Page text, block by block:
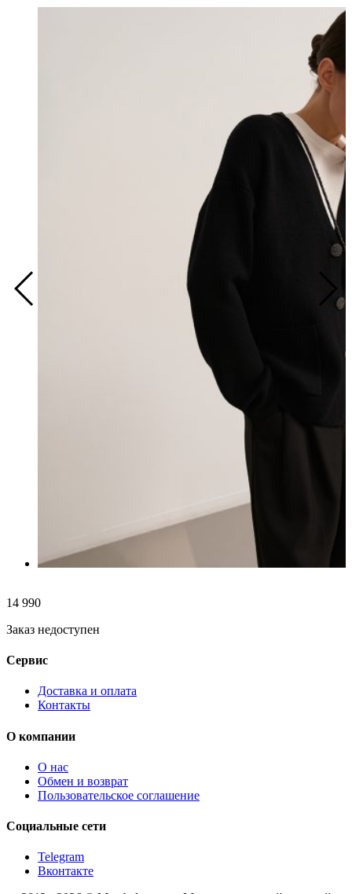
14 990
Заказ недоступен
Сервис
Доставка и оплата
Контакты
О компании
О нас
Обмен и возврат
Пользовательское соглашение
Социальные сети
Telegram
Вконтакте